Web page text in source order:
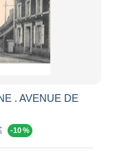
. AVENUE DE
-10 %